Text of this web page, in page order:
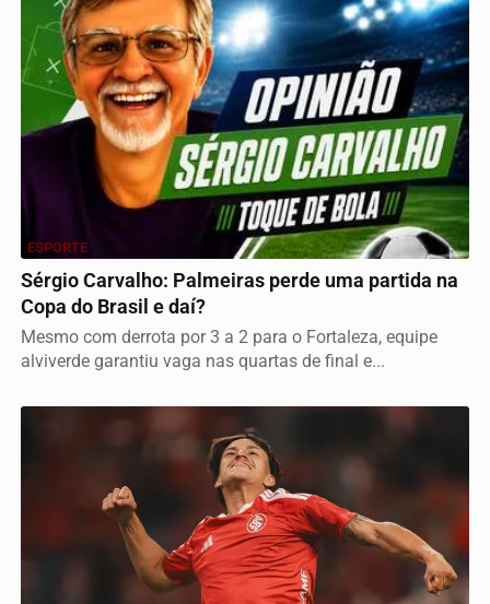
ESPORTE
Sérgio Carvalho: Palmeiras perde uma partida na
Copa do Brasil e daí?
Mesmo com derrota por 3 a 2 para o Fortaleza, equipe
alviverde garantiu vaga nas quartas de final e...